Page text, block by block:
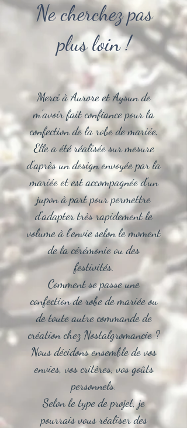
Ne cherchez pas
plus loin !
Merci à Aurore et Aysun de
m'avoir fait confiance pour la
confection de la robe de mariée.
Elle a été réalisée sur mesure
d'après un design envoyée par la
mariée et est accompagnée d'un
jupon à part pour permettre
d'adapter très rapidement le
volume à l'envie selon le moment
de la cérémonie ou des
festivités.
Comment se passe une
confection de robe de mariée ou
de toute autre commande de
création chez Nostalgromancie ?
Nous décidons ensemble de vos
envies, vos critères, vos goûts
personnels.
Selon le type de projet, je
pourrais vous réaliser des